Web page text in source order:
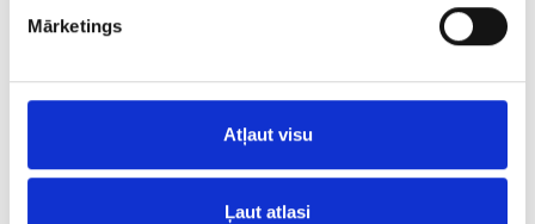
Mārketings
Atļaut visu
Ļaut atlasi
Preiļi mõisakompleks ja park